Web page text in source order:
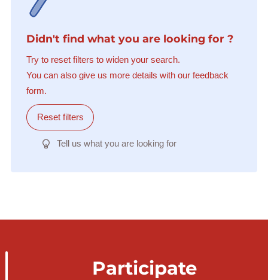
Didn't find what you are looking for ?
Try to reset filters to widen your search.
You can also give us more details with our feedback
form.
Reset filters
Tell us what you are looking for
Participate